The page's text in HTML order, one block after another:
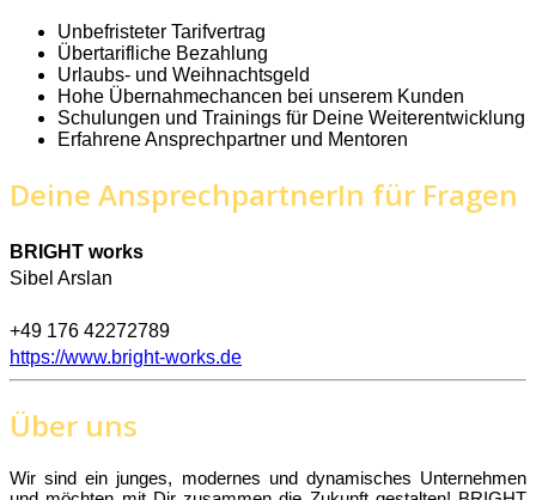
Unbefristeter Tarifvertrag
Übertarifliche Bezahlung
Urlaubs- und Weihnachtsgeld
Hohe Übernahmechancen bei unserem Kunden
Schulungen und Trainings für Deine Weiterentwicklung
Erfahrene Ansprechpartner und Mentoren
Deine AnsprechpartnerIn für Fragen
BRIGHT works
Sibel Arslan
+49 176 42272789
https://www.bright-works.de
Über uns
Wir sind ein junges, modernes und dynamisches Unternehmen